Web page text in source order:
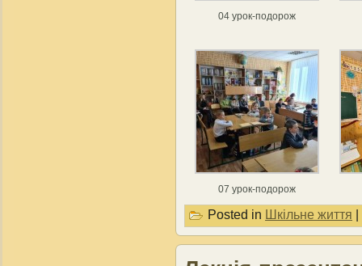
04 урок-подорож
07 урок-подорож
Posted in Шкільне життя |